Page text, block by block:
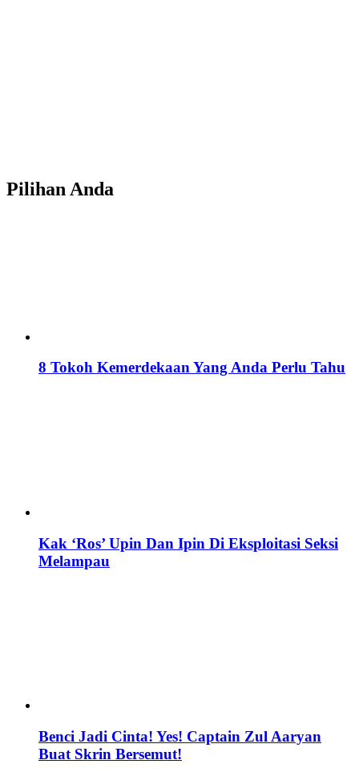
Pilihan Anda
8 Tokoh Kemerdekaan Yang Anda Perlu Tahu
Kak ‘Ros’ Upin Dan Ipin Di Eksploitasi Seksi
Melampau
Benci Jadi Cinta! Yes! Captain Zul Aaryan
Buat Skrin Bersemut!